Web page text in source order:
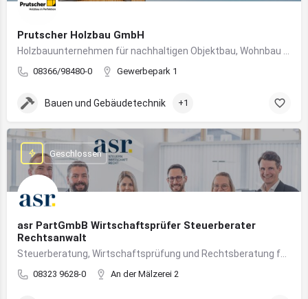
Prutscher Holzbau GmbH
08366/98480-0 Gewerbepark 1
Bauen und Gebäudetechnik +1
asr PartGmbB Wirtschaftsprüfer Steuerberater
Rechtsanwalt
08323 9628-0 An der Mälzerei 2
Geschlossen